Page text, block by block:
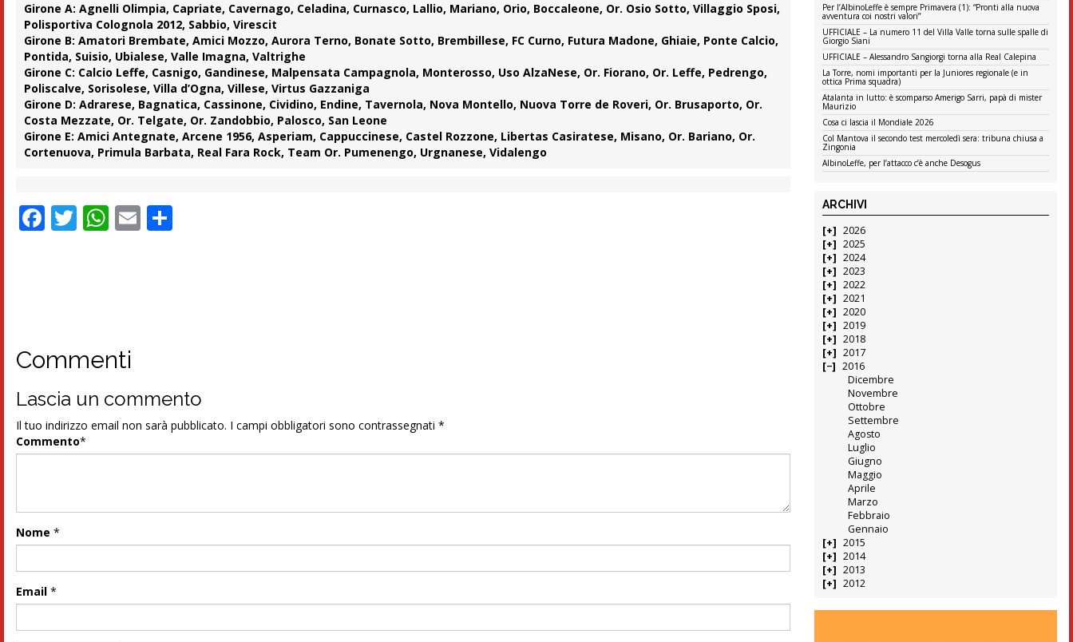
Girone A:Agnelli Olimpia, Capriate, Cavernago, Celadina, Curnasco, Lallio, Mariano, Orio, Boccaleone, Or. Osio Sotto, Villaggio Sposi,
Polisportiva Colognola 2012, Sabbio, Virescit
Girone B:Amatori Brembate, Amici Mozzo, Aurora Terno, Bonate Sotto, Brembillese, FC Curno, Futura Madone, Ghiaie, Ponte Calcio,
Pontida, Suisio, Ubialese, Valle Imagna, Valtrighe
Girone C: Calcio Leffe, Casnigo, Gandinese, Malpensata Campagnola, Monterosso, Uso AlzaNese, Or. Fiorano, Or. Leffe, Pedrengo,
Poliscalve, Sorisolese, Villa d’Ogna, Villese, Virtus Gazzaniga
Girone D:Adrarese, Bagnatica, Cassinone, Cividino, Endine, Tavernola, Nova Montello, Nuova Torre de Roveri, Or. Brusaporto, Or.
Costa Mezzate, Or. Telgate, Or. Zandobbio, Palosco, San Leone
Girone E:Amici Antegnate, Arcene 1956, Asperiam, Cappuccinese, Castel Rozzone, Libertas Casiratese, Misano, Or. Bariano, Or.
Cortenuova, Primula Barbata, Real Fara Rock, Team Or. Pumenengo, Urgnanese, Vidalengo
Facebook
Twitter
WhatsApp
Email
Commenti
Lascia un commento
Il tuo indirizzo email non sarà pubblicato. I campi obbligatori sono contrassegnati*
Commento*
Nome *
Email *
Per l’AlbinoLeffe è sempre Primavera (1): “Pronti alla nuova
avventura coi nostri valori”
UFFICIALE – La numero 11 del Villa Valle torna sulle spalle di
Giorgio Siani
UFFICIALE – Alessandro Sangiorgi torna alla Real Calepina
La Torre, nomi importanti per la Juniores regionale (e in
ottica Prima squadra)
Atalanta in lutto: è scomparso Amerigo Sarri, papà di mister
Maurizio
Cosa ci lascia il Mondiale 2026
Col Mantova il secondo test mercoledì sera: tribuna chiusa a
Zingonia
AlbinoLeffe, per l’attacco c’è anche Desogus
ARCHIVI
2026
2025
2024
2023
2022
2021
2020
2019
2018
2017
2016
Dicembre
Novembre
Ottobre
Settembre
Agosto
Luglio
Giugno
Maggio
Aprile
Marzo
Febbraio
Gennaio
2015
2014
2013
2012